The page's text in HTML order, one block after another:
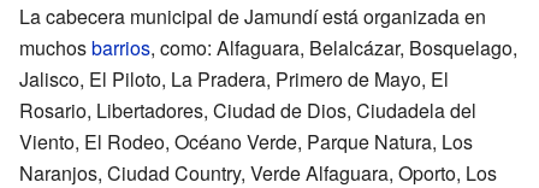
La cabecera municipal de Jamundí está organizada en
muchosbarrios, como: Alfaguara, Belalcázar, Bosquelago,
Jalisco, El Piloto, La Pradera, Primero de Mayo, El
Rosario, Libertadores, Ciudad de Dios, Ciudadela del
Viento, El Rodeo, Océano Verde, Parque Natura, Los
Naranjos, Ciudad Country, Verde Alfaguara, Oporto, Los